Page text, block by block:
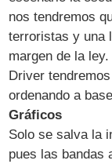
nos tendremos
terroristas y una
margen de la
Driver
ordenando a
Gráficos
Solo se salva la
pues las bandas